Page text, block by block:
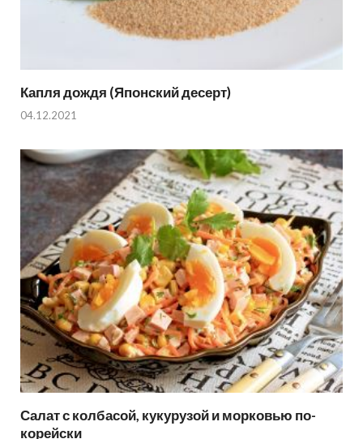
Капля дождя (Японский десерт)
04.12.2021
Салат с колбасой, кукурузой и морковью по-
корейски